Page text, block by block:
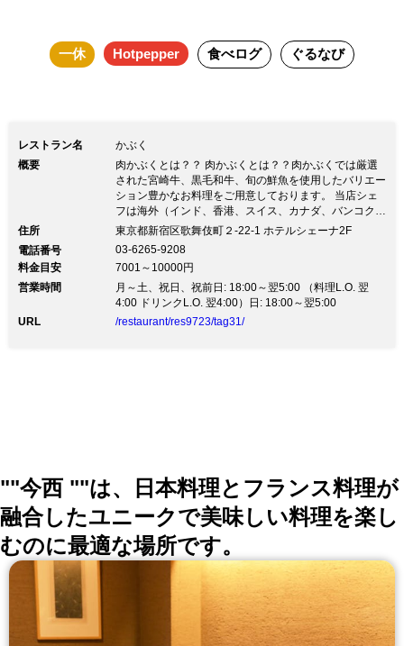
一休 Hotpepper 食べログ ぐるなび
レストラン名
かぶく
概要
肉かぶくとは？？ 肉かぶくとは？？肉かぶくでは厳選
された宮崎牛、黒毛和牛、旬の鮮魚を使用したバリエー
ション豊かなお料理をご用意しております。 当店シェ
フは海外（インド、香港、スイス、カナダ、バンコク）
でも腕を振るってきた面白い経歴の持ち主です。 天皇
も出演し勝利。豊富なワインも揃え、ソムリエがお客様
のお料理に合わせワインをご提案させて頂きます。
住所
東京都新宿区歌舞伎町２-22-1 ホテルシェーナ2F
電話番号
03-6265-9208
料金目安
7001～10000円
営業時間
月～土、祝日、祝前日: 18:00～翌5:00 （料理L.O. 翌
4:00 ドリンクL.O. 翌4:00）日: 18:00～翌5:00
URL
/restaurant/res9723/tag31/
""今西 ""は、日本料理とフランス料理が
融合したユニークで美味しい料理を楽し
むのに最適な場所です。